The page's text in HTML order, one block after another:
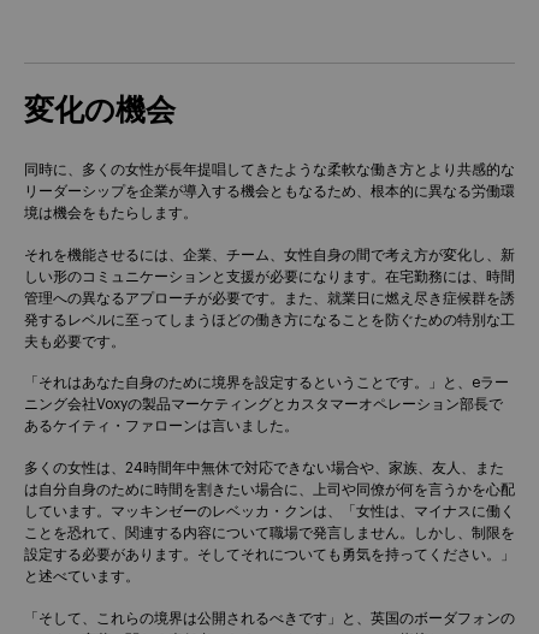
変化の機会
同時に、多くの女性が長年提唱してきたような柔軟な働き方とより共感的な
リーダーシップを企業が導入する機会ともなるため、根本的に異なる労働環
境は機会をもたらします。
それを機能させるには、企業、チーム、女性自身の間で考え方が変化し、新
しい形のコミュニケーションと支援が必要になります。在宅勤務には、時間
管理への異なるアプローチが必要です。また、就業日に燃え尽き症候群を誘
発するレベルに至ってしまうほどの働き方になることを防ぐための特別な工
夫も必要です。
「それはあなた自身のために境界を設定するということです。」と、eラー
ニング会社Voxyの製品マーケティングとカスタマーオペレーション部長で
あるケイティ・ファローンは言いました。
多くの女性は、24時間年中無休で対応できない場合や、家族、友人、また
は自分自身のために時間を割きたい場合に、上司や同僚が何を言うかを心配
しています。マッキンゼーのレベッカ・クンは、「女性は、マイナスに働く
ことを恐れて、関連する内容について職場で発言しません。しかし、制限を
設定する必要があります。そしてそれについても勇気を持ってください。」
と述べています。
「そして、これらの境界は公開されるべきです」と、英国のボーダフォンの